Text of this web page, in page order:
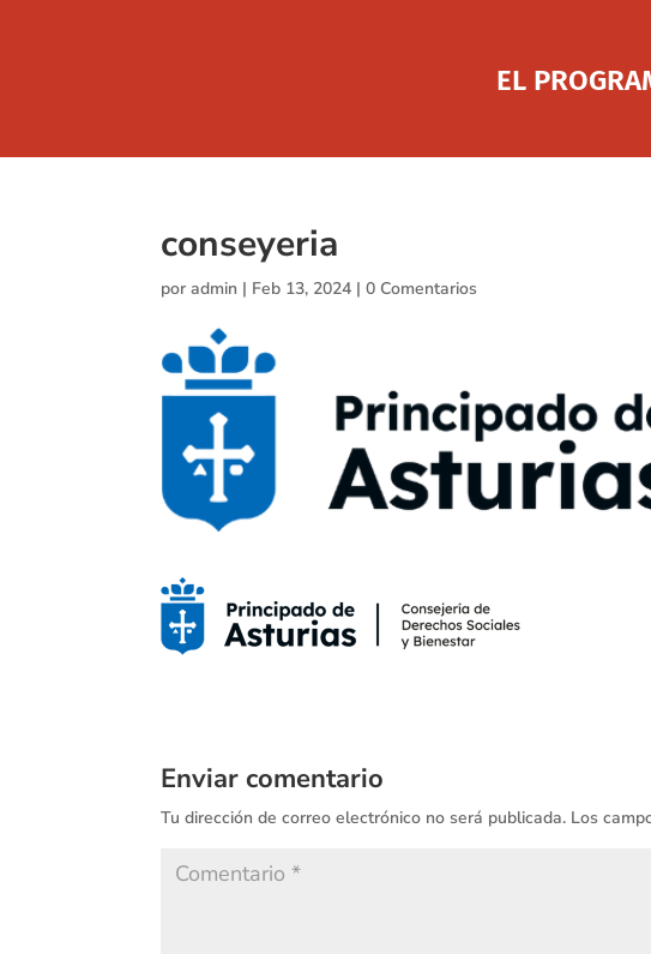
EL
conseyeria
poradmin | Feb 13, 2024 |0 Comentarios
Enviar comentario
Tu dirección de correo electrónico no será publicada. Los